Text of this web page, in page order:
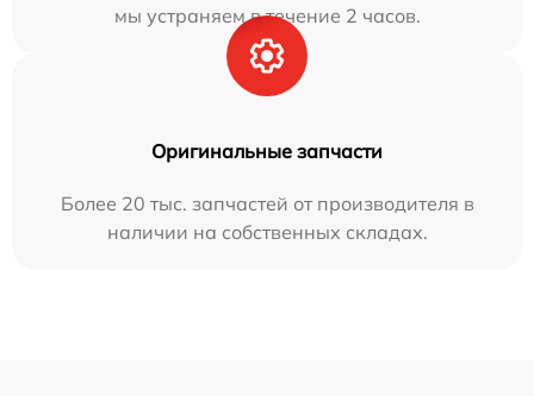
мы устраняем в течение 2 часов.
Оригинальные запчасти
Более 20 тыс. запчастей от производителя в
наличии на собственных складах.